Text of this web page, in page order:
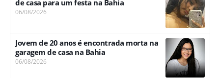
de casa para um festa na Bahia
06/08/2026
Jovem de 20 anos é encontrada morta na
garagem de casa na Bahia
06/08/2026